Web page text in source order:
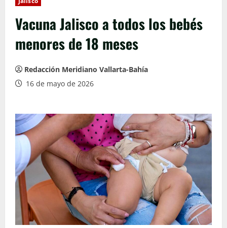
Vacuna Jalisco a todos los bebés
menores de 18 meses
Redacción Meridiano Vallarta-Bahía
16 de mayo de 2026